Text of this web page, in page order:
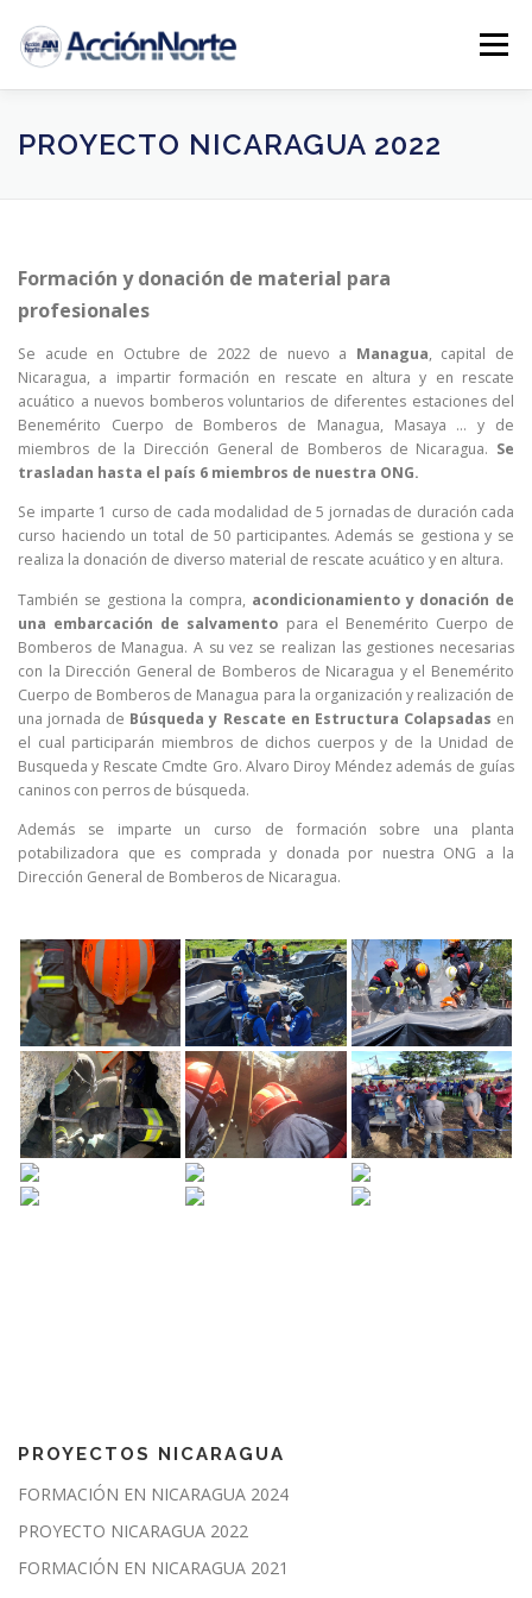
contenido
Menú
INICIO PROYECTOS NOTICIAS AN
PROYECTO NICARAGUA 2022
Formación y donación de material para
profesionales
Se acude en Octubre de 2022 de nuevo a Managua, capital de
Nicaragua, a impartir formación en rescate en altura y en rescate
acuático a nuevos bomberos voluntarios de diferentes estaciones del
Benemérito Cuerpo de Bomberos de Managua, Masaya … y de
miembros de la Dirección General de Bomberos de Nicaragua. Se
trasladan hasta el país 6 miembros de nuestra ONG.
Se imparte 1 curso de cada modalidad de 5 jornadas de duración cada
curso haciendo un total de 50 participantes. Además se gestiona y se
realiza la donación de diverso material de rescate acuático y en altura.
También se gestiona la compra, acondicionamiento y donación de
una embarcación de salvamento para el Benemérito Cuerpo de
Bomberos de Managua. A su vez se realizan las gestiones necesarias
con la Dirección General de Bomberos de Nicaragua y el Benemérito
Cuerpo de Bomberos de Managua para la organización y realización de
una jornada de Búsqueda y Rescate en Estructura Colapsadas en
el cual participarán miembros de dichos cuerpos y de la Unidad de
Busqueda y Rescate Cmdte Gro. Alvaro Diroy Méndez además de guías
caninos con perros de búsqueda.
Además se imparte un curso de formación sobre una planta
potabilizadora que es comprada y donada por nuestra ONG a la
Dirección General de Bomberos de Nicaragua.
PROYECTOS NICARAGUA
FORMACIÓN EN NICARAGUA 2024
PROYECTO NICARAGUA 2022
FORMACIÓN EN NICARAGUA 2021